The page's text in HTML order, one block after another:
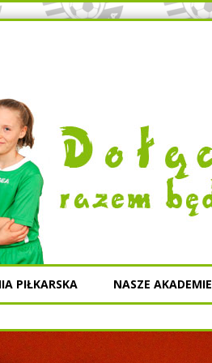
PIŁKARSKA NASZE AKADEMIE